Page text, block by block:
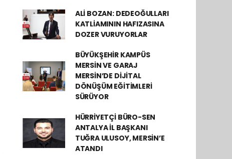
ALİ BOZAN: DEDEOĞULLARI
KATLİAMININ HAFIZASINA
DOZER VURUYORLAR
BÜYÜKŞEHİR KAMPÜS
MERSİN VE GARAJ
MERSİN’DE DİJİTAL
DÖNÜŞÜM EĞİTİMLERİ
SÜRÜYOR
HÜRRİYETÇİ BÜRO-SEN
ANTALYA İL BAŞKANI
TUĞRA ULUSOY, MERSİN’E
ATANDI